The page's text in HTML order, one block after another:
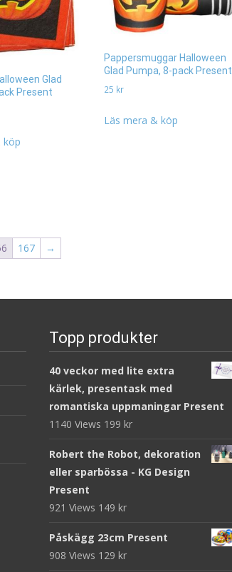
Glad
Present
köp
Pappersmuggar Halloween
Glad Pumpa, 8-pack Present
25 kr
Läs mera & köp
167 →
Topp produkter
40 veckor med lite extra
kärlek, presentask med
romantiska uppmaningar Present
1140 Views 199 kr
Robert the Robot, dekoration
eller sparbössa - KG Design
Present
921 Views 149 kr
Påskägg 23cm Present
908 Views 129 kr